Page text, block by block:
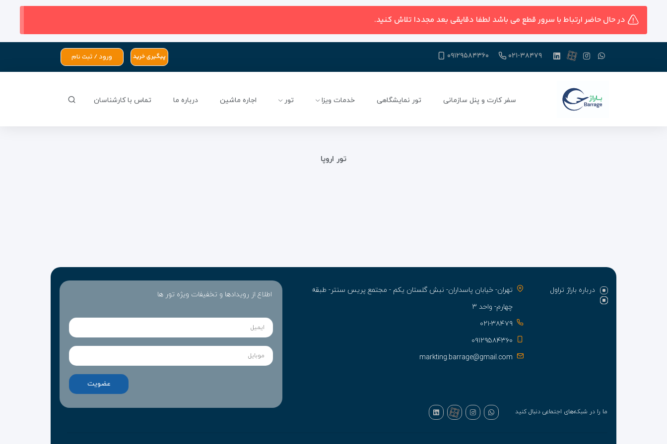
در حال حاضر ارتباط با سرور قطع می باشد لطفا دقایقی بعد مجددا تلاش کنید.
۰۲۱-۳۸۴۷۹ ۰۹۱۲۹۵۸۴۳۶۰ پیگیری خرید ورود / ثبت نام
سفر کارت و پنل سازمانی تور نمایشگاهی خدمات ویزا تور اجاره ماشین درباره ما تماس با کارشناسان
تور اروپا
درباره باراژ تراول
تهران- خیابان پاسداران- نبش گلستان یکم - مجتمع پریس سنتر- طبقه
چهارم- واحد ۳
۰۲۱-۳۸۴۷۹
۰۹۱۲۹۵۸۴۳۶۰
markting.barrage@gmail.com
اطلاع از رویدادها و تخفیفات ویژه تور ها
ما را در شبکه‌های اجتماعی دنبال کنید